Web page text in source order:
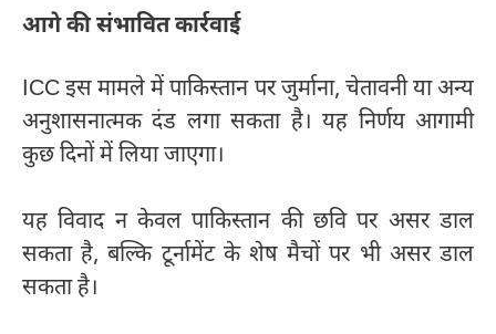
आगे की संभावित कार्रवाई
ICC इस मामले में पाकिस्तान पर जुर्माना, चेतावनी या अन्य
अनुशासनात्मक दंड लगा सकता है। यह निर्णय आगामी
कुछ दिनों में लिया जाएगा।
यह विवाद न केवल पाकिस्तान की छवि पर असर डाल
सकता है, बल्कि टूर्नामेंट के शेष मैचों पर भी असर डाल
सकता है।